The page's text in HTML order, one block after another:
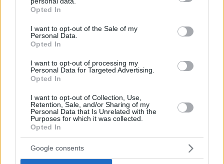
grant or deny consent to Google and its third-party tags to
use your data for below specified purposes in below Google
consent section.
Opted In
I want to opt-out of the Sale of my
Personal Data.
Opted In
I want to opt-out of processing my
Personal Data for Targeted Advertising.
Opted In
I want to opt-out of Collection, Use,
Retention, Sale, and/or Sharing of my
Personal Data that Is Unrelated with the
Purposes for which it was collected.
Opted In
Google consents
Χόρχε Μέσι: Ο εργάτης από το Ροσάριο που πήρε
ιστορία του ποδοσφαίρου με μια υπογραφή σε...
χαρτοπετσέτα
08.08.2026, 21:43
Εγκαταλείπει το κόμμα Καρυστιανού
και ο επιχειρηματίας Νίκος
Μπρουτζάκης: Καταγγέλλει κλειστή
κάστα, «λένε προδότες και
πληρωμένους όσους αποχωρούν»
08.08.2026, 18:48 343